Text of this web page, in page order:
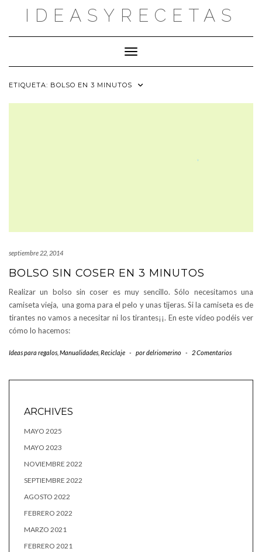
IDEASYRECETAS
Cambiar modo de navegación
ETIQUETA: BOLSO EN 3 MINUTOS
septiembre 22, 2014
BOLSO SIN COSER EN 3 MINUTOS
Realizar un bolso sin coser es muy sencillo. Sólo necesitamos una
camiseta vieja, una goma para el pelo y unas tijeras. Si la camiseta es de
tirantes no vamos a necesitar ni los tirantes¡¡. En este vídeo podéis ver
cómo lo hacemos:
Ideas para regalos Manualidades Reciclaje - pordelriomerino - 2 Comentarios
ARCHIVES
MAYO 2025
MAYO 2023
NOVIEMBRE 2022
SEPTIEMBRE 2022
AGOSTO 2022
FEBRERO 2022
MARZO 2021
FEBRERO 2021